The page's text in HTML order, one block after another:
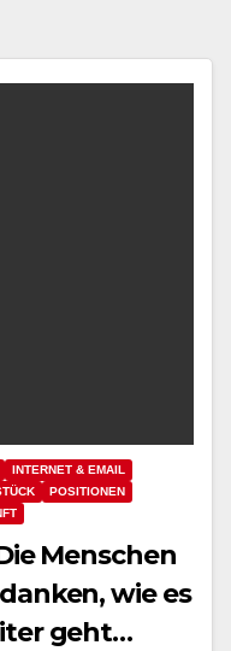
INTERNET & EMAIL
POSITIONEN
Menschen
wie es
geht…